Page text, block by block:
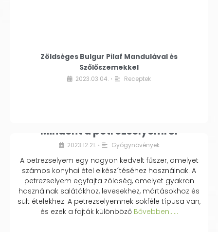
Zöldséges Bulgur Pilaf Mandulával és
Szőlőszemekkel
2023.03.04. • Receptek
Mindent a petrezselyemről
2023.12.21. • Gyógynövények
A petrezselyem egy nagyon kedvelt fűszer, amelyet
számos konyhai étel elkészítéséhez használnak. A
petrezselyem egyfajta zöldség, amelyet gyakran
használnak salátákhoz, levesekhez, mártásokhoz és
sült ételekhez. A petrezselyemnek sokféle típusa van,
és ezek a fajták különbözőBővebben...…